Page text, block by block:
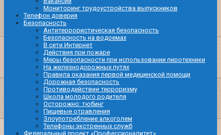
Мониторинг трудоустройства выпускников
Телефон доверия
Безопасность
Антитеррористическая безопасность
Безопасность на водоемах
В сети Интернет
Действия при пожаре
Меры безопасности при использовании пиротехники
На железнодорожных путях
Правила оказания первой медицинской помощи
Дорожная безопасность
Противодействие терроризму
Школа молодого родителя
Осторожно: тюбинг
Пищевые отравления
Злоупотребление алкоголем
Телефоны экстренных служб
Федеральный проект «Профессионалитет»